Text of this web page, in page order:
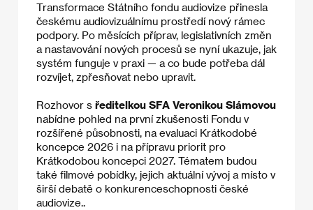
Transformace Státního fondu audiovize přinesla
českému audiovizuálnímu prostředí nový rámec
podpory. Po měsících příprav, legislativních změn
a nastavování nových procesů se nyní ukazuje, jak
systém funguje v praxi — a co bude potřeba dál
rozvíjet, zpřesňovat nebo upravit.
Rozhovor s ředitelkou SFA Veronikou Slámovou
nabídne pohled na první zkušenosti Fondu v
rozšířené působnosti, na evaluaci Krátkodobé
koncepce 2026 i na přípravu priorit pro
Krátkodobou koncepci 2027. Tématem budou
také filmové pobídky, jejich aktuální vývoj a místo v
širší debatě o konkurenceschopnosti české
audiovize..